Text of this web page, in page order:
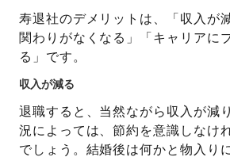
寿退社のデメリットは、「収入が
関わりがなくなる」「キャリアに
る」です。
収入が減る
退職すると、当然ながら収入が減
況によっては、節約を意識しなけ
でしょう。結婚後は何かと物入り